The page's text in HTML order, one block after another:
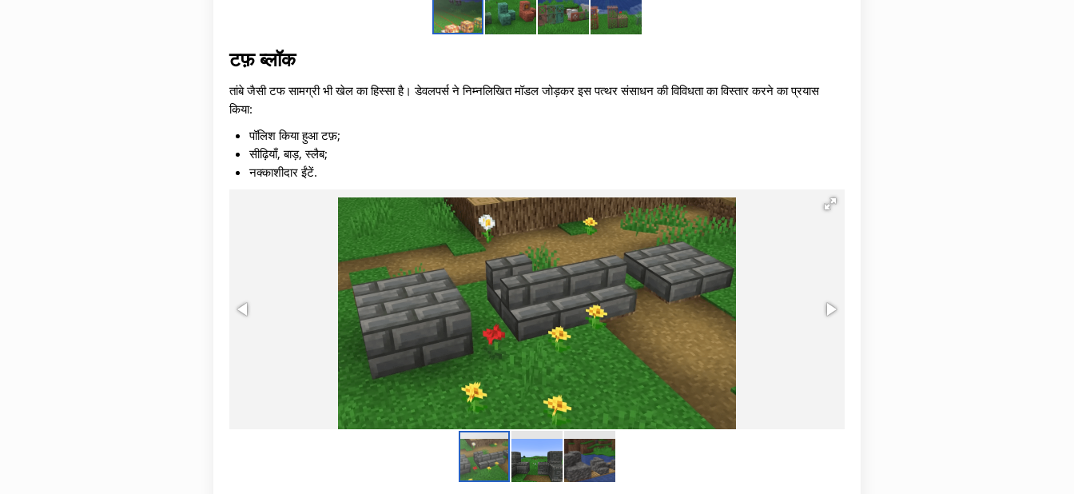
टफ़ ब्लॉक
तांबे जैसी टफ सामग्री भी खेल का हिस्सा है। डेवलपर्स ने निम्नलिखित मॉडल जोड़कर इस पत्थर संसाधन की विविधता का विस्तार करने का प्रयास
किया:
पॉलिश किया हुआ टफ़;
सीढ़ियाँ, बाड़, स्लैब;
नक्काशीदार ईंटें.